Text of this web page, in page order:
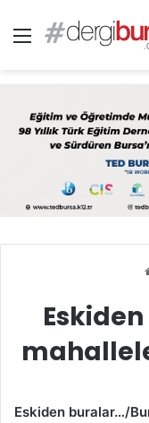
Menü
Eskiden buralar…/